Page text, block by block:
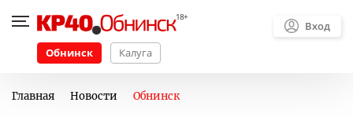
Обнинск Калуга
Вход
Главная Новости Обнинск